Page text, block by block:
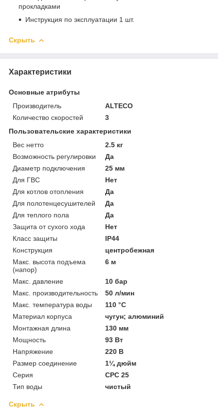
прокладками
Инструкция по эксплуатации 1 шт.
Скрыть
Характеристики
Основные атрибуты
Производитель
ALTECO
Количество скоростей
3
Пользовательские характеристики
Вес нетто
2.5 кг
Возможность регулировки
Да
Диаметр подключения
25 мм
Для ГВС
Нет
Для котлов отопления
Да
Для полотенцесушителей
Да
Для теплого пола
Да
Защита от сухого хода
Нет
Класс защиты
IP44
Конструкция
центробежная
Макс. высота подъема
(напор)
6 м
Макс. давление
10 бар
Макс. производительность
50 л/мин
Макс. температура воды
110 °C
Материал корпуса
чугун; алюминий
Монтажная длина
130 мм
Мощность
93 Вт
Напряжение
220 В
Размер соединение
1¼ дюйм
Серия
CPC 25
Тип воды
чистый
Скрыть